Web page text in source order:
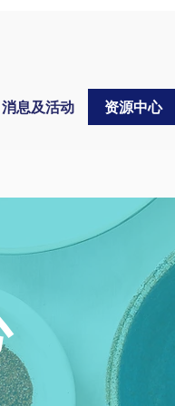
消息及活动 资源中心